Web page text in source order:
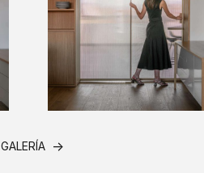
GALERÍA →